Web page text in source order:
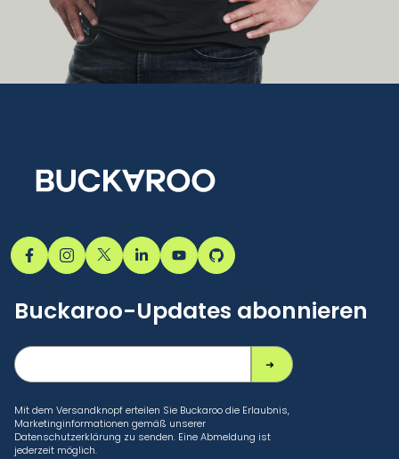
Buckaroo-Updates abonnieren
Mit dem Versandknopf erteilen Sie Buckaroo die Erlaubnis,
Marketinginformationen gemäß unserer
Datenschutzerklärung zu senden. Eine Abmeldung ist
jederzeit möglich.